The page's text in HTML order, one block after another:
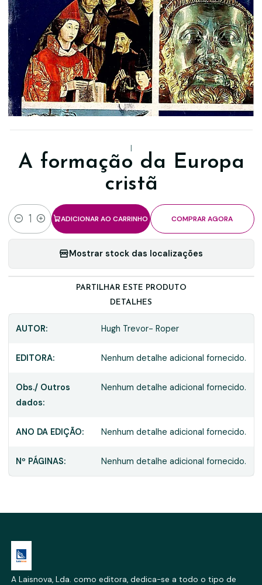
|
A formação da Europa
cristã
Quantidade
ADICIONAR AO CARRINHO COMPRAR AGORA
Mostrar stock das localizações
PARTILHAR ESTE PRODUTO
DETALHES
AUTOR: Hugh Trevor- Roper
EDITORA: Nenhum detalhe adicional fornecido.
Obs./ Outros
dados:
Nenhum detalhe adicional fornecido.
ANO DA EDIÇÃO: Nenhum detalhe adicional fornecido.
Nº PÁGINAS: Nenhum detalhe adicional fornecido.
A Laisnova, Lda. como editora, dedica-se a todo o tipo de